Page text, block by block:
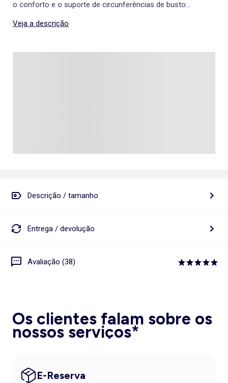
o conforto e o suporte de circunferências de busto
Veja a descrição
Descrição / tamanho
Entrega / devolução
Avaliação (38)
Os clientes falam sobre os
nossos serviços*
E-Reserva